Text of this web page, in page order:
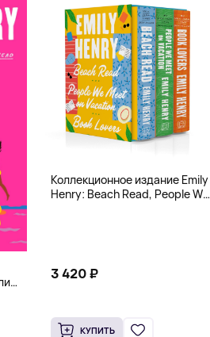
Коллекционное издание Emily
Henry: Beach Read, People We
3 420 ₽
КУПИТЬ